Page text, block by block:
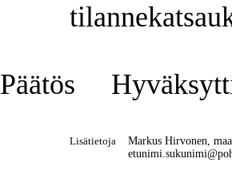
Päätös
Lisätietoja
Markus Hirvonen,